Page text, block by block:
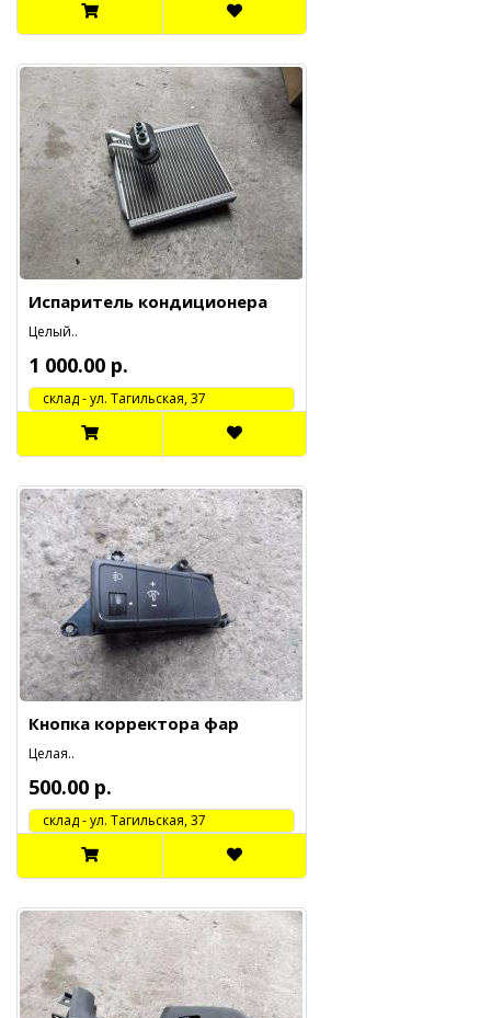
Испаритель кондиционера
Целый..
1 000.00 р.
cклад - ул. Тагильская, 37
Кнопка корректора фар
Целая..
500.00 р.
cклад - ул. Тагильская, 37